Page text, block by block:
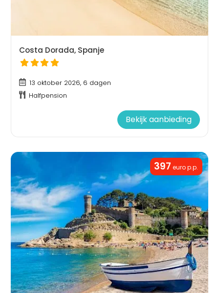
Costa Dorada, Spanje
13 oktober 2026, 6 dagen
Halfpension
Bekijk aanbieding
397 euro p.p.